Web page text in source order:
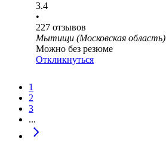
3.4
•
227 отзывов
Мытищи (Московская область)
Можно без резюме
Откликнуться
1
2
3
...